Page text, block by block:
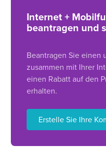
Internet +
beantragen und
Beantragen Sie einen
zusammen mit Ihrer
einen Rabatt auf den
erhalten.
Erstelle Sie Ihre